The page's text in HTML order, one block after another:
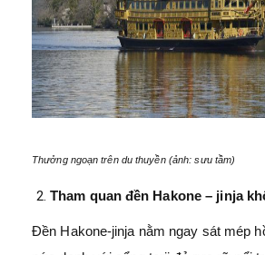
Thưởng ngoạn trên du thuyền (ảnh: sưu tầm)
Tham quan đền Hakone – jinja
Đền Hakone-jinja nằm ngay sát mép